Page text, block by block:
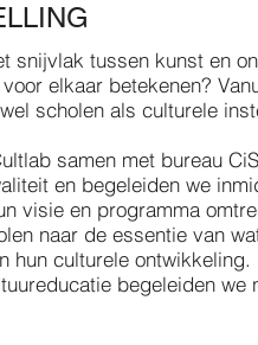
snijvlak tussen kunst en
elkaar betekenen?
scholen als culturele
samen met bureau
en begeleiden we
visie en programma
naar de essentie van
hun culturele ontwikkeling.
begeleiden we